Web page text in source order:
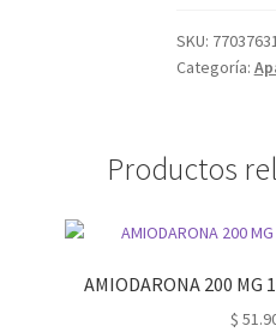
SKU:
Categoría:
Productos
AMIODARONA 200 MG
$